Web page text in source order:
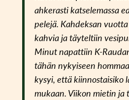
ahkerasti katselemassa
pelejä. Kahdeksan
kahvia ja täyteltiin
Minut napattiin K-
tähän nykyiseen
kysyi, että kiinnostaisiko
mukaan. Viikon mietin ja